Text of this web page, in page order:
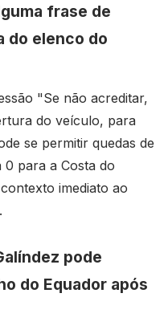
frase de
do elenco do
"Se não acreditar,
do veículo, para
se permitir quedas de
para a Costa do
imediato ao
pode
do Equador após